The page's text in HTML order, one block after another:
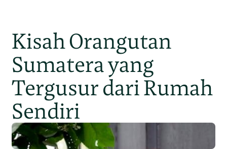
Kisah Orangutan
Sumatera yang
Tergusur dari Rumah
Sendiri